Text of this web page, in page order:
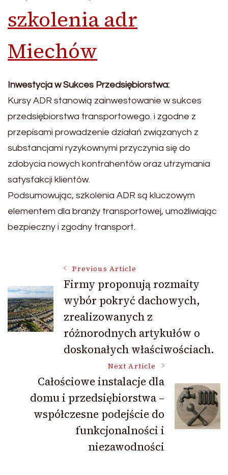
szkolenia adr
Miechów
Inwestycja w Sukces Przedsiębiorstwa:
Kursy ADR stanowią zainwestowanie w sukces
przedsiębiorstwa transportowego. i zgodne z
przepisami prowadzenie działań związanych z
substancjami ryzykownymi przyczynia się do
zdobycia nowych kontrahentów oraz utrzymania
satysfakcji klientów.
Podsumowując, szkolenia ADR są kluczowym
elementem dla branży transportowej, umożliwiając
bezpieczny i zgodny transport.
Navigation
Previous Article
Firmy proponują rozmaity
wybór pokryć dachowych,
zrealizowanych z
różnorodnych artykułów o
doskonałych właściwościach.
Next Article
Całościowe instalacje dla
domu i przedsiębiorstwa –
współczesne podejście do
funkcjonalności i
niezawodności